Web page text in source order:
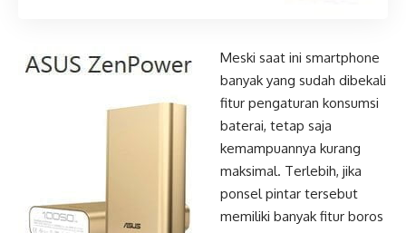
Meski saat ini smartphone
banyak yang sudah dibekali
fitur pengaturan konsumsi
baterai, tetap saja
kemampuannya kurang
maksimal. Terlebih, jika
ponsel pintar tersebut
memiliki banyak fitur boros